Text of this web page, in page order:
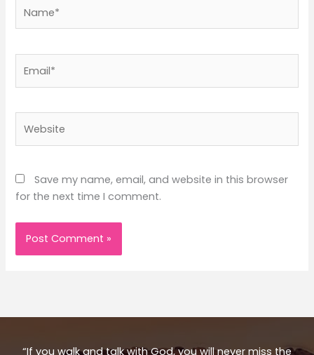
Save my name, email, and website in this browser
for the next time I comment.
“If you walk and talk with God, you will never miss the